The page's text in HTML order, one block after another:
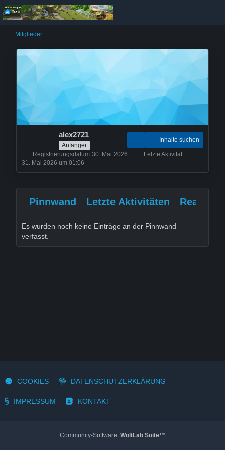
Mitglieder
alex2721
Anfänger
Inhalte suchen
Registrierungsdatum 30. Mai 2026
Letzte Aktivität
31. Mai 2026 um 01:06
Pinnwand Letzte Aktivitäten
Es wurden noch keine Einträge an der Pinnwand
verfasst.
COOKIES DATENSCHUTZERKLÄRUNG
IMPRESSUM KONTAKT
Community-Software: WoltLab Suite™